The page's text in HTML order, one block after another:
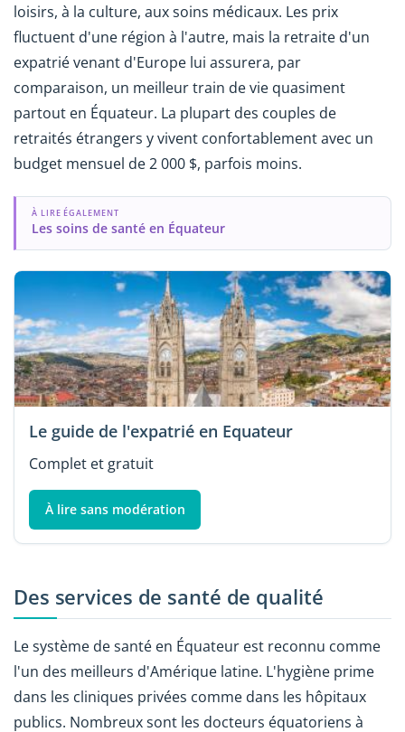
loisirs, à la culture, aux soins médicaux. Les prix
fluctuent d'une région à l'autre, mais la retraite d'un
expatrié venant d'Europe lui assurera, par
comparaison, un meilleur train de vie quasiment
partout en Équateur. La plupart des couples de
retraités étrangers y vivent confortablement avec un
budget mensuel de 2 000 $, parfois moins.
À LIRE ÉGALEMENT
Les soins de santé en Équateur
Le guide de l'expatrié en Equateur
Complet et gratuit
À lire sans modération
Des services de santé de qualité
Le système de santé en Équateur est reconnu comme
l'un des meilleurs d'Amérique latine. L'hygiène prime
dans les cliniques privées comme dans les hôpitaux
publics. Nombreux sont les docteurs équatoriens à